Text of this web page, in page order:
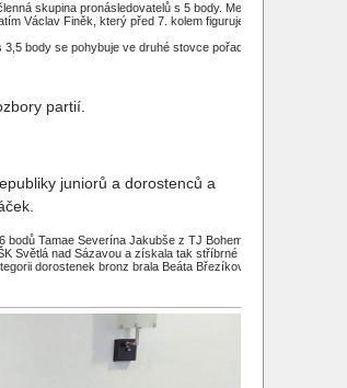
skupina pronásledovatelů s 5 body. Mezi
Václav Finěk, který před 7. kolem figuruje na
body se pohybuje ve druhé stovce pořadí.
partií.
juniorů a dorostenců a
Tamae Severína Jakubše z TJ Bohemians
Světlá nad Sázavou a získala tak stříbrné
dorostenek bronz brala Beáta Březíková z